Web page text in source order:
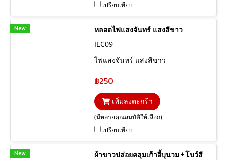
เปรียบเทียบ
New
หลอดไฟแสงจันทร์ แสงสีขาว
IEC09
ไฟแสงจันทร์ แสงสีขาว
฿250
เพิ่มลงตะกร้า
(มีหลายคุณสมบัติให้เลือก)
เปรียบเทียบ
New
ผ้าขาวปล่อยคลุมเก้าอี้บุนวม + โบว์สี